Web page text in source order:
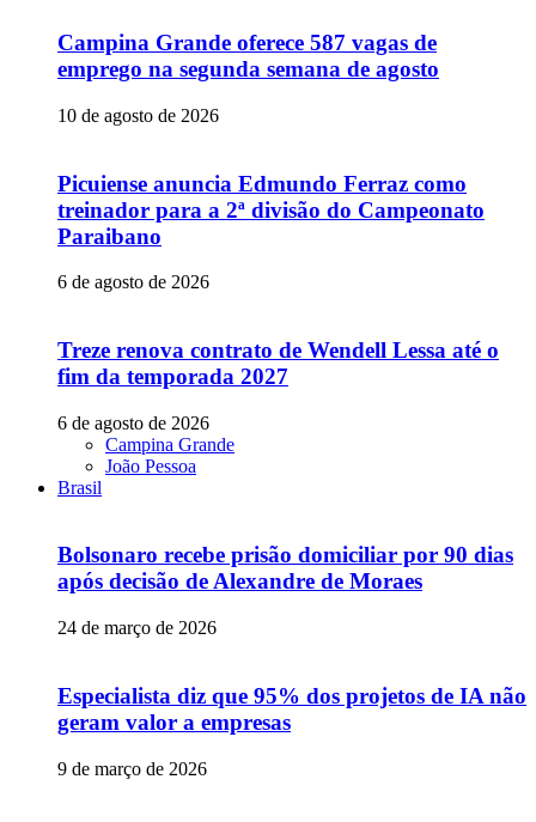
Campina Grande oferece 587 vagas de
emprego na segunda semana de agosto
10 de agosto de 2026
Picuiense anuncia Edmundo Ferraz como
treinador para a 2ª divisão do Campeonato
Paraibano
6 de agosto de 2026
Treze renova contrato de Wendell Lessa até o
fim da temporada 2027
6 de agosto de 2026
Campina Grande
João Pessoa
Brasil
Bolsonaro recebe prisão domiciliar por 90 dias
após decisão de Alexandre de Moraes
24 de março de 2026
Especialista diz que 95% dos projetos de IA não
geram valor a empresas
9 de março de 2026